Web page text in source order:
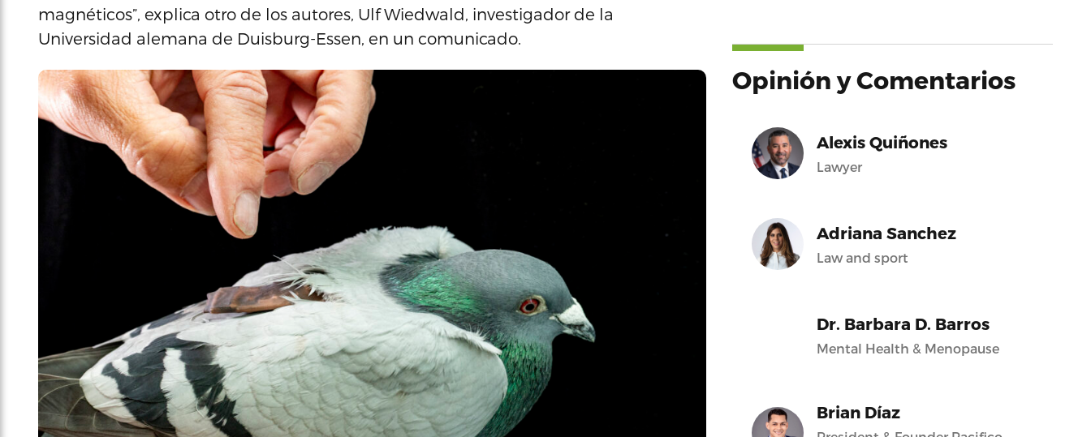
magnéticos”, explica otro de los autores, Ulf Wiedwald, investigador de la
Universidad alemana de Duisburg-Essen, en un comunicado.
Opinión y Comentarios
Alexis Quiñones
Lawyer
Adriana Sanchez
Law and sport
Dr. Barbara D. Barros
Mental Health & Menopause
Brian Díaz